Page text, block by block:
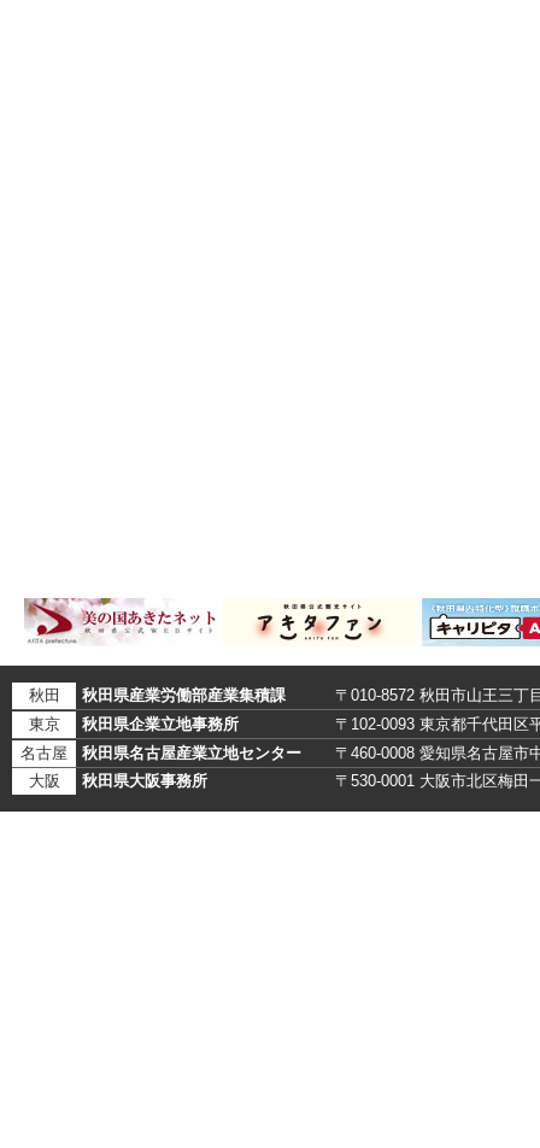
秋田 秋田県産業労働部産業集積課
〒010-8572 秋田市山王三丁
東京
秋田県企業立地事務所
〒102-0093 東京都千代田区
名古屋
秋田県名古屋産業立地センター
〒460-0008 愛知県名古屋市
大阪
秋田県大阪事務所 〒530-0001 大阪市北区梅田